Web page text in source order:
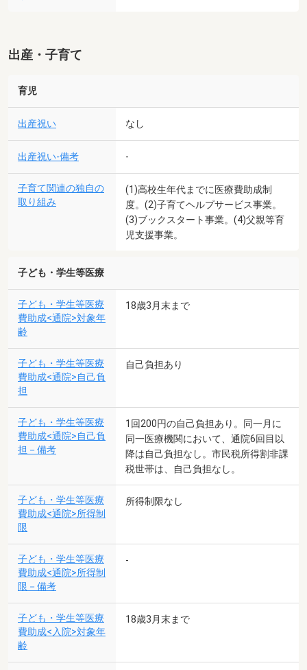
出産・子育て
育児
出産祝い なし
出産祝い-備考 -
子育て関連の独自の
取り組み
(1)高校生年代までに医療費助成制
度。(2)子育てヘルプサービス事業。
(3)ブックスタート事業。(4)父親等育
児支援事業。
子ども・学生等医療
子ども・学生等医療
費助成<通院>対象年
齢
18歳3月末まで
子ども・学生等医療
費助成<通院>自己負
担
自己負担あり
子ども・学生等医療
費助成<通院>自己負
担－備考
1回200円の自己負担あり。同一月に
同一医療機関において、通院6回目以
降は自己負担なし。市民税所得割非課
税世帯は、自己負担なし。
子ども・学生等医療
費助成<通院>所得制
限
所得制限なし
子ども・学生等医療
費助成<通院>所得制
限－備考
-
子ども・学生等医療
費助成<入院>対象年
齢
18歳3月末まで